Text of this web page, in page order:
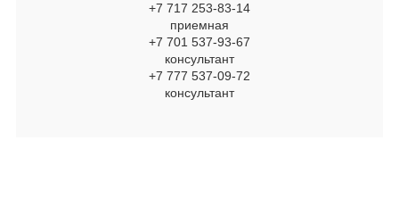
+7 717 253-83-14
приемная
+7 701 537-93-67
консультант
+7 777 537-09-72
консультант